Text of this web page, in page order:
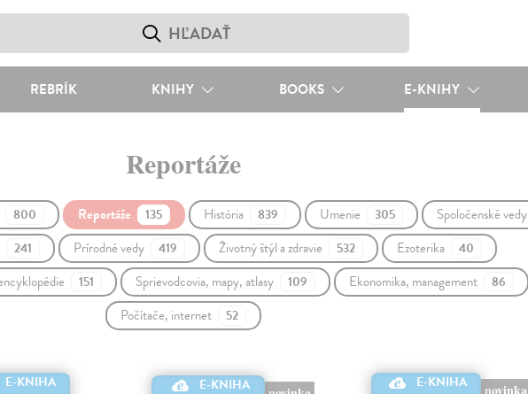
REBRÍK KNIHY BOOKS E-KNIHY
Reportáže
800 Reportáže 135 História 839 Umenie 305 Spoločenské vedy
241 Prírodné vedy 419 Životný štýl a zdravie 532 Ezoterika 40
151 Sprievodcovia, mapy, atlasy 109 Ekonomika, management 86
Počítače, internet 52
E-KNIHA E-KNIHA E-KNIHA novinka